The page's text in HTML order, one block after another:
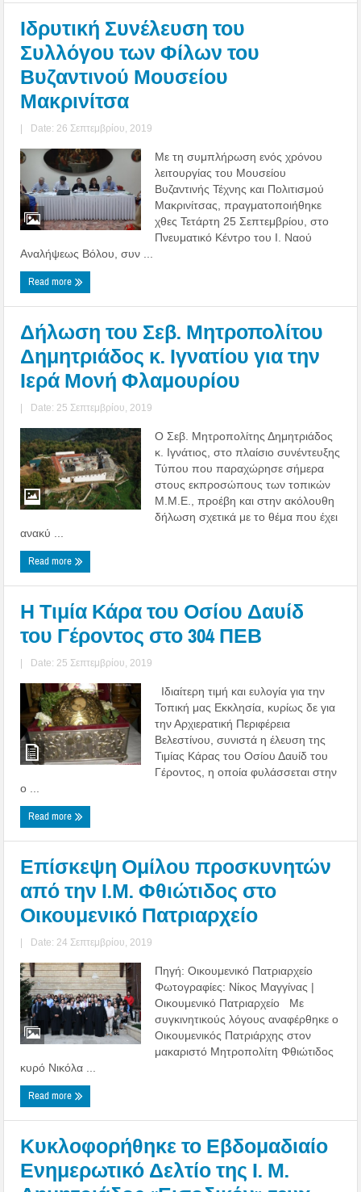
Ιδρυτική Συνέλευση του
Συλλόγου των Φίλων του
Βυζαντινού Μουσείου
Μακρινίτσα
| Date: 26 Σεπτεμβρίου, 2019
Με τη συμπλήρωση ενός χρόνου
λειτουργίας του Μουσείου
Βυζαντινής Τέχνης και Πολιτισμού
Μακρινίτσας, πραγματοποιήθηκε
χθες Τετάρτη 25 Σεπτεμβρίου, στο
Πνευματικό Κέντρο του Ι. Ναού
Αναλήψεως Βόλου, συν ...
Read more
Δήλωση του Σεβ. Μητροπολίτου
Δημητριάδος κ. Ιγνατίου για την
Ιερά Μονή Φλαμουρίου
| Date: 25 Σεπτεμβρίου, 2019
Ο Σεβ. Μητροπολίτης Δημητριάδος
κ. Ιγνάτιος, στο πλαίσιο συνέντευξης
Τύπου που παραχώρησε σήμερα
στους εκπροσώπους των τοπικών
Μ.Μ.Ε., προέβη και στην ακόλουθη
δήλωση σχετικά με το θέμα που έχει
ανακύ ...
Read more
Η Τιμία Κάρα του Οσίου Δαυίδ
του Γέροντος στο 304 ΠΕΒ
| Date: 25 Σεπτεμβρίου, 2019
Ιδιαίτερη τιμή και ευλογία για την
Τοπική μας Εκκλησία, κυρίως δε για
την Αρχιερατική Περιφέρεια
Βελεστίνου, συνιστά η έλευση της
Τιμίας Κάρας του Οσίου Δαυίδ του
Γέροντος, η οποία φυλάσσεται στην
ο ...
Read more
Επίσκεψη Ομίλου προσκυνητών
από την Ι.Μ. Φθιώτιδος στο
Οικουμενικό Πατριαρχείο
| Date: 24 Σεπτεμβρίου, 2019
Πηγή: Οικουμενικό Πατριαρχείο
Φωτογραφίες: Νίκος Μαγγίνας |
Οικουμενικό Πατριαρχείο Με
συγκινητικούς λόγους αναφέρθηκε ο
Οικουμενικός Πατριάρχης στον
μακαριστό Μητροπολίτη Φθιώτιδος
κυρό Νικόλα ...
Read more
Κυκλοφορήθηκε το Εβδομαδιαίο
Ενημερωτικό Δελτίο της Ι. Μ.